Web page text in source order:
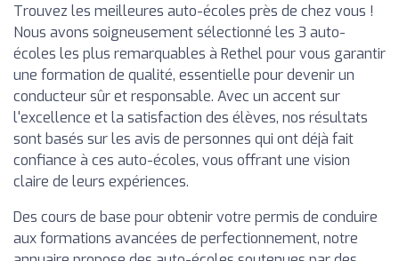
Trouvez les meilleures auto-écoles près de chez vous !
Nous avons soigneusement sélectionné les 3 auto-
écoles les plus remarquables à Rethel pour vous garantir
une formation de qualité, essentielle pour devenir un
conducteur sûr et responsable. Avec un accent sur
l'excellence et la satisfaction des élèves, nos résultats
sont basés sur les avis de personnes qui ont déjà fait
confiance à ces auto-écoles, vous offrant une vision
claire de leurs expériences.
Des cours de base pour obtenir votre permis de conduire
aux formations avancées de perfectionnement, notre